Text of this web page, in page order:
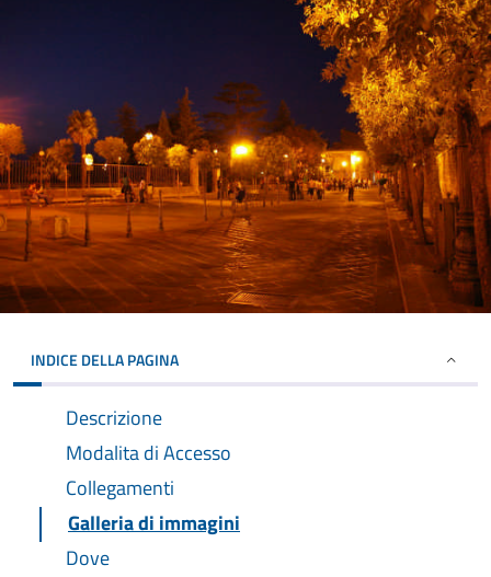
INDICE DELLA PAGINA
Descrizione
Modalita di Accesso
Collegamenti
Galleria di immagini
Dove